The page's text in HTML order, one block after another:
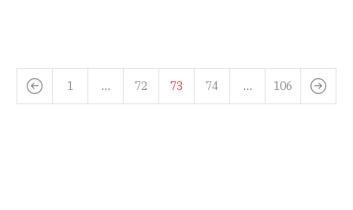
1 … 72 73 74 … 106